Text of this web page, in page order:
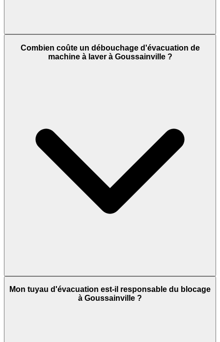
Combien coûte un débouchage d'évacuation de
machine à laver à Goussainville ?
Mon tuyau d'évacuation est-il responsable du blocage
à Goussainville ?